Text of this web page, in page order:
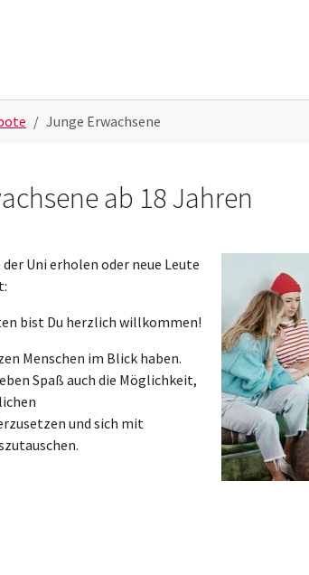
Junge Erwachsene
ab 18 Jahren
der Uni erholen oder neue Leute
bist Du herzlich willkommen!
Menschen im Blick haben.
Spaß auch die Möglichkeit,
und sich mit